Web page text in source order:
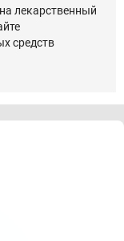
лекарственный
средств